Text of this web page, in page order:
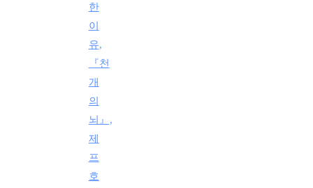
한
이
유,
『천
개
의
뇌』,
제
프
호